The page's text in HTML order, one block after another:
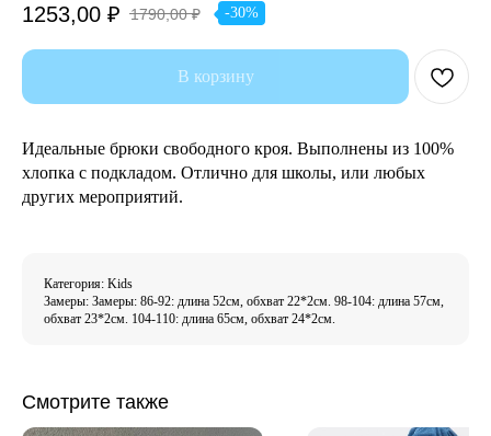
1253,00 ₽ 1790,00 ₽ -30%
В корзину
Идеальные брюки свободного кроя. Выполнены из 100%
хлопка с подкладом. Отлично для школы, или любых
других мероприятий.
Категория: Kids
Замеры: Замеры: 86-92: длина 52см, обхват 22*2см. 98-104: длина 57см,
обхват 23*2см. 104-110: длина 65см, обхват 24*2см.
Смотрите также